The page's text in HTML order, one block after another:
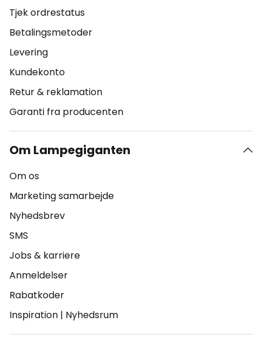
Tjek ordrestatus
Betalingsmetoder
Levering
Kundekonto
Retur & reklamation
Garanti fra producenten
Om Lampegiganten
Om os
Marketing samarbejde
Nyhedsbrev
SMS
Jobs & karriere
Anmeldelser
Rabatkoder
Inspiration | Nyhedsrum